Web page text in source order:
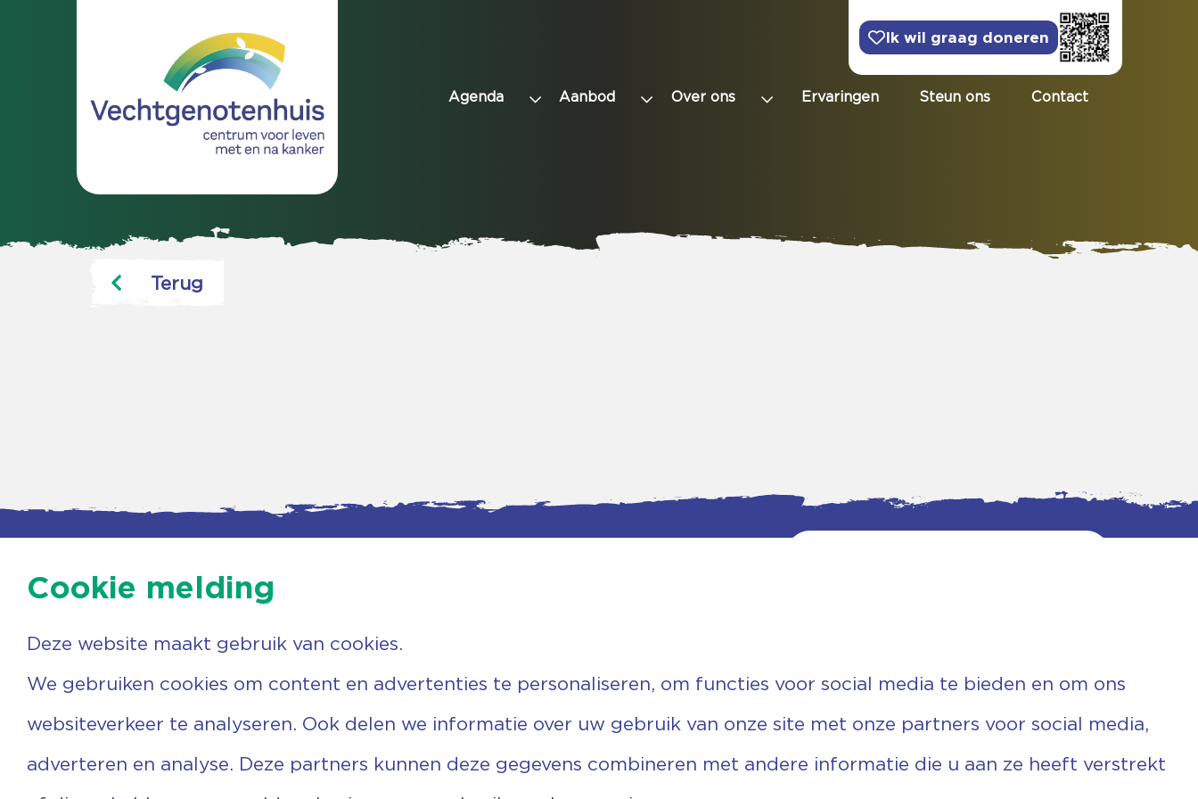
Ik wil graag doneren
Agenda Aanbod Over ons Ervaringen Steun ons Contact
Terug
Agenda
Nieuwsbrief
Vrijwilligers
Steun ons
Contactgegevens
7731 PA Ommen
0529 455 767
info@vechtgenoten.nl
Fiscaal: 819280288
Rek.nr: NL85RABO0127579230
Cookie melding
Deze website maakt gebruik van cookies.
We gebruiken cookies om content en advertenties te personaliseren, om functies voor social media te bieden en om ons
websiteverkeer te analyseren. Ook delen we informatie over uw gebruik van onze site met onze partners voor social media,
adverteren en analyse. Deze partners kunnen deze gegevens combineren met andere informatie die u aan ze heeft verstrekt